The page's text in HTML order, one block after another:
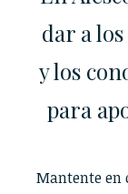
dar a
y los
para
Mantente en